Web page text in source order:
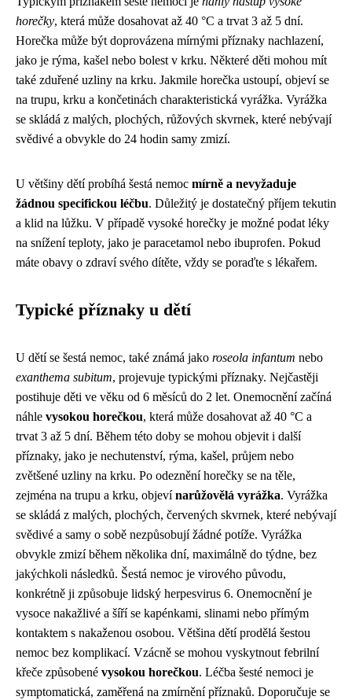
horečky, která může dosahovat až 40 °C a trvat 3 až 5 dní.
Horečka může být doprovázena mírnými příznaky nachlazení,
jako je rýma, kašel nebo bolest v krku. Některé děti mohou mít
také zduřené uzliny na krku. Jakmile horečka ustoupí, objeví se
na trupu, krku a končetinách charakteristická vyrážka. Vyrážka
se skládá z malých, plochých, růžových skvrnek, které nebývají
svědivé a obvykle do 24 hodin samy zmizí.
U většiny dětí probíhá šestá nemoc mírně a nevyžaduje
žádnou specifickou léčbu. Důležitý je dostatečný příjem tekutin
a klid na lůžku. V případě vysoké horečky je možné podat léky
na snížení teploty, jako je paracetamol nebo ibuprofen. Pokud
máte obavy o zdraví svého dítěte, vždy se poraďte s lékařem.
Typické příznaky u dětí
U dětí se šestá nemoc, také známá jako roseola infantum nebo
exanthema subitum, projevuje typickými příznaky. Nejčastěji
postihuje děti ve věku od 6 měsíců do 2 let. Onemocnění začíná
náhle vysokou horečkou, která může dosahovat až 40 °C a
trvat 3 až 5 dní. Během této doby se mohou objevit i další
příznaky, jako je nechutenství, rýma, kašel, průjem nebo
zvětšené uzliny na krku. Po odeznění horečky se na těle,
zejména na trupu a krku, objevínarůžovělá vyrážka. Vyrážka
se skládá z malých, plochých, červených skvrnek, které nebývají
svědivé a samy o sobě nezpůsobují žádné potíže. Vyrážka
obvykle zmizí během několika dní, maximálně do týdne, bez
jakýchkoli následků. Šestá nemoc je virového původu,
konkrétně ji způsobuje lidský herpesvirus 6. Onemocnění je
vysoce nakažlivé a šíří se kapénkami, slinami nebo přímým
kontaktem s nakaženou osobou. Většina dětí prodělá šestou
nemoc bez komplikací. Vzácně se mohou vyskytnout febrilní
křeče způsobené vysokou horečkou. Léčba šesté nemoci je
symptomatická, zaměřená na zmírnění příznaků. Doporučuje se